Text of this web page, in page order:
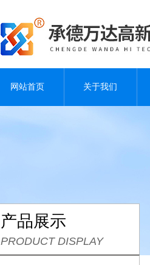
网站首页 关于我们
产品展示
PRODUCT DISPLAY